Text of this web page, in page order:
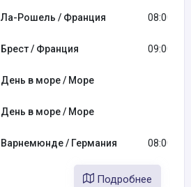
Ла-Рошель / Франция 08:00
Брест / Франция 09:00
День в море / Море
День в море / Море
Варнемюнде / Германия 08:00
Подробнее